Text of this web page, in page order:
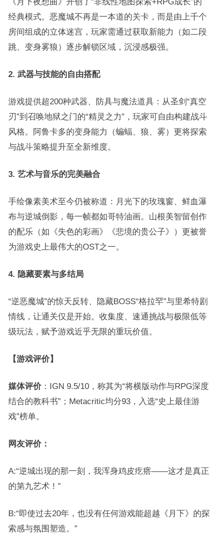
经典模式。恶魔城不再是一本道的关卡，而是由上千个
房间组成的立体迷宫，玩家需通过获取新能力（如二段
跳、变身雾狼）逐步解锁区域，沉浸感极强。
2. 武器与技能的自由搭配
游戏提供超200种武器、防具与魔法道具：从圣剑“真空
刃”到召唤地狱之门的“精灵之力”，玩家可自由构建战斗
风格。阿鲁卡多的变身能力（蝙蝠、狼、雾）更将探索
与战斗策略提升至全新维度。
3. 艺术与音乐的完美融合
手绘像素美术至今仍被称道：月光下的玫瑰窗、鲜血瀑
布与逆城倒影，每一帧都如哥特油画。山根美智留创作
的配乐（如《失色的彩画》《悲境的贵公子》）更被誉
为游戏史上最伟大的OST之一。
4. 隐藏要素与多结局
“逆恶魔城”的惊天反转、隐藏BOSS“格拉罕”与里希特剧
情线，让通关仅是开始。收集度、速通挑战与极限低等
级玩法，赋予游戏近乎无限的重玩价值。
【游戏评价】
媒体评价：IGN 9.5/10，称其为“将横版动作与RPG深度
结合的教科书”；Metacritic均分93，入选“史上最佳游
戏”榜单。
网友评价：
A:“逆城出现的那一刻，我浑身鸡皮疙瘩——这才是真正
的第九艺术！”
B:“即使过去20年，也没有任何游戏能超越《月下》的探
索感与氛围塑造。”